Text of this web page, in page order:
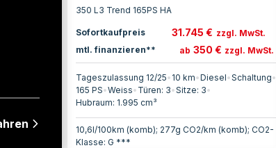
350 L3 Trend 165PS HA
Sofortkaufpreis 31.745 € zzgl. MwSt.
mtl. finanzieren**
ab 350 € zzgl. MwSt.
Tageszulassung 12/25• 10 km•Diesel•Schaltung•
165 PS•Weiss• Türen: 3•Sitze: 3•
Hubraum: 1.995 cm³
10,6l/100km (komb); 277g CO2/km (komb); CO2-
Klasse: G ***